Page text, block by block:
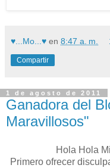
♥...Mo...♥ en 8:47 a. m.
Compartir
1 de agosto de 2011
Ganadora del
Maravillosos"
Hola Hola
Primero ofrecer